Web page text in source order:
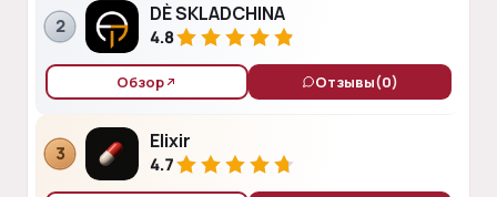
2
DÈ SKLADCHINA
4.8
Обзор Отзывы(0)
3
Elixir
4.7